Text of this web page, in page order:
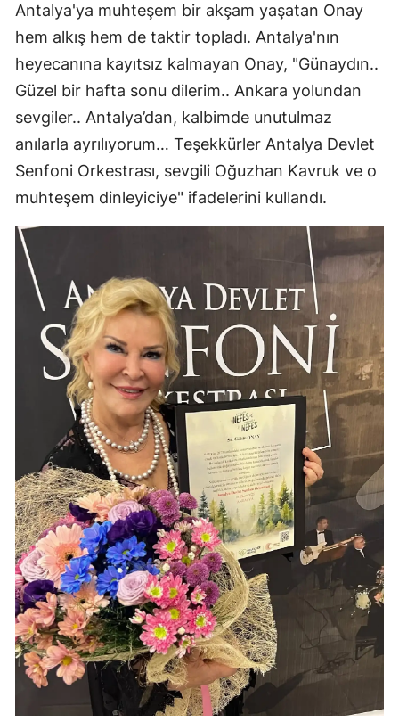
Antalya'ya muhteşem bir akşam yaşatan Onay
hem alkış hem de taktir topladı. Antalya'nın
heyecanına kayıtsız kalmayan Onay, "Günaydın..
Güzel bir hafta sonu dilerim.. Ankara yolundan
sevgiler.. Antalya’dan, kalbimde unutulmaz
anılarla ayrılıyorum… Teşekkürler Antalya Devlet
Senfoni Orkestrası, sevgili Oğuzhan Kavruk ve o
muhteşem dinleyiciye" ifadelerini kullandı.